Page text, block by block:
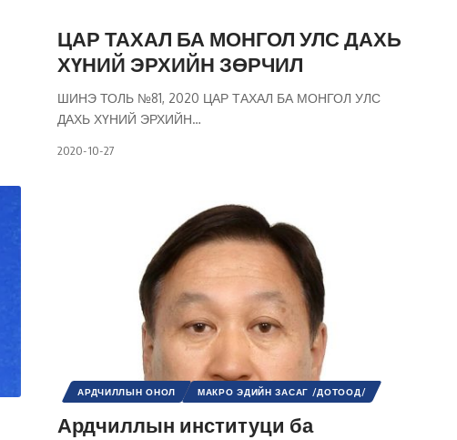
ЦАР ТАХАЛ БА МОНГОЛ УЛС ДАХЬ
ХҮНИЙ ЭРХИЙН ЗӨРЧИЛ
ШИНЭ ТОЛЬ №81, 2020 ЦАР ТАХАЛ БА МОНГОЛ УЛС
ДАХЬ ХҮНИЙ ЭРХИЙН…
2020-10-27
АРДЧИЛЛЫН ОНОЛ
МАКРО ЭДИЙН ЗАСАГ /ДОТООД/
НИЙГЭМ
УЛС ТӨР ШИНЭ ТОЛЬ СЭТГҮҮЛ
Ардчиллын институци ба